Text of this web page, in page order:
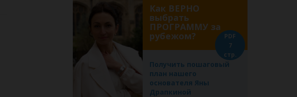
Как ВЕРНО
выбрать
ПРОГРАММУ за
рубежом?
Получить пошаговый
план нашего
основателя Яны
Драпкиной
PDF
7
стр.